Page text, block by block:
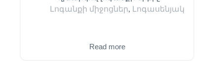
Լոգանքի միջոցներ, Լոգասենյակ
Read more